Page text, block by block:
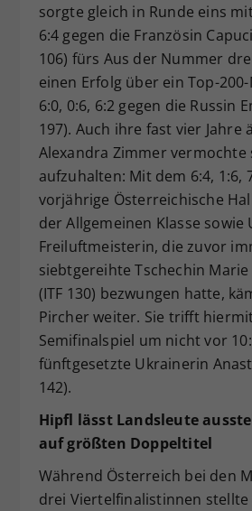
sorgte gleich in Runde eins
6:4 gegen die Französin
106) fürs Aus der Nummer
einen Erfolg über ein Top-
6:0, 0:6, 6:2 gegen die Russin
197). Auch ihre fast vier Jahre
Alexandra Zimmer
aufzuhalten: Mit dem 6:4, 1:6,
vorjährige Österreichische
der Allgemeinen Klasse sowie
Freiluftmeisterin, die zuvor
siebtgereihte Tschechin Marie
(ITF 130) bezwungen hatte,
Pircher weiter. Sie trifft
Semifinalspiel um nicht vor
fünftgesetzte Ukrainerin
142).
Hipfl lässt Landsleute
auf größten Doppeltitel
Während Österreich bei den
drei Viertelfinalistinnen